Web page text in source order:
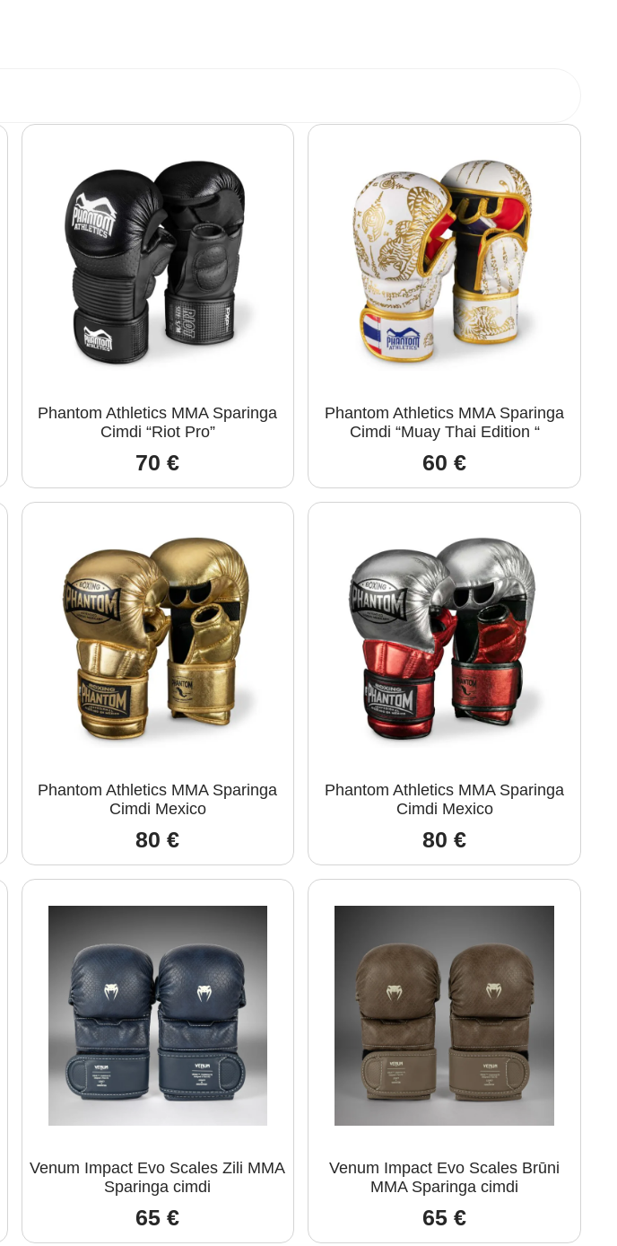
Phantom Athletics MMA Sparinga
Cimdi “Riot Pro”
70€
Phantom Athletics MMA Sparinga
Cimdi “Muay Thai Edition “
60€
Phantom Athletics MMA Sparinga
Cimdi Mexico
80€
Phantom Athletics MMA Sparinga
Cimdi Mexico
80€
Venum Impact Evo Scales Zili MMA
Sparinga cimdi
65€
Venum Impact Evo Scales Brūni
MMA Sparinga cimdi
65€